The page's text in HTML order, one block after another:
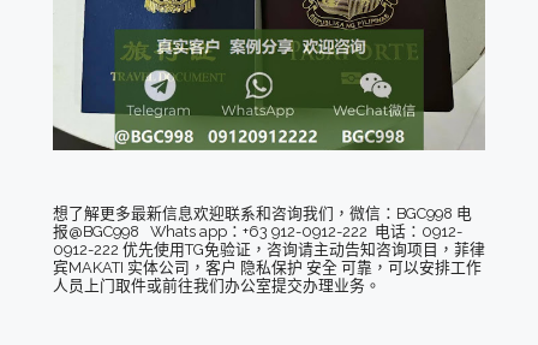
想了解更多最新信息欢迎联系和咨询我们，微信：BGC998 电
报@BGC998 Whats app：+63 912-0912-222 电话：0912-
0912-222 优先使用TG免验证，咨询请主动告知咨询项目，菲律
宾MAKATI 实体公司，客户 隐私保护 安全 可靠，可以安排工作
人员上门取件或前往我们办公室提交办理业务。